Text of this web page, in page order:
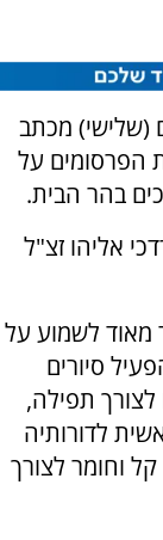
(שלישי) מכתב
הפרסומים על
בהר הבית.
אליהו זצ"ל
מאוד לשמוע על
סיורים
לצורך תפילה,
לדורותיה
קל וחומר לצורך